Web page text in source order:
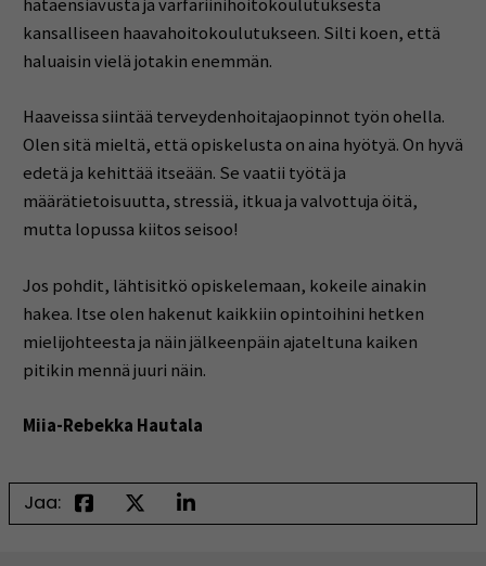
kansalliseen haavahoitokoulutukseen. Silti koen, että
haluaisin vielä jotakin enemmän.
Haaveissa siintää terveydenhoitajaopinnot työn ohella.
Olen sitä mieltä, että opiskelusta on aina hyötyä. On hyvä
edetä ja kehittää itseään. Se vaatii työtä ja
määrätietoisuutta, stressiä, itkua ja valvottuja öitä,
mutta lopussa kiitos seisoo!
Jos pohdit, lähtisitkö opiskelemaan, kokeile ainakin
hakea. Itse olen hakenut kaikkiin opintoihini hetken
mielijohteesta ja näin jälkeenpäin ajateltuna kaiken
pitikin mennä juuri näin.
Miia-Rebekka Hautala
Jaa: